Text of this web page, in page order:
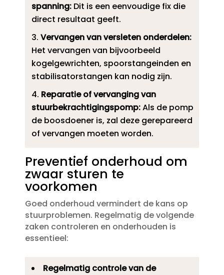
spanning:Dit is een eenvoudige fix die
direct resultaat geeft.​
Vervangen van versleten onderdelen:
Het vervangen van bijvoorbeeld
kogelgewrichten, spoorstangeinden en
stabilisatorstangen kan nodig zijn.​
Reparatie of vervanging van
stuurbekrachtigingspomp:Als de pomp
de boosdoener is, zal deze gerepareerd
of vervangen moeten worden.​
Preventief onderhoud om
zwaar sturen te
voorkomen
Goed onderhoud vermindert de kans op
stuurproblemen.​ Regelmatig de volgende
zaken controleren en onderhouden is
essentieel:
Regelmatig controle van de